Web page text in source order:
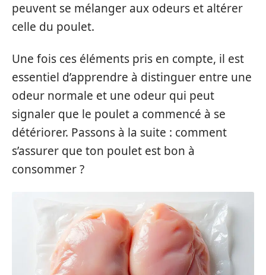
peuvent se mélanger aux odeurs et altérer
celle du poulet.
Une fois ces éléments pris en compte, il est
essentiel d’apprendre à distinguer entre une
odeur normale et une odeur qui peut
signaler que le poulet a commencé à se
détériorer. Passons à la suite : comment
s’assurer que ton poulet est bon à
consommer ?